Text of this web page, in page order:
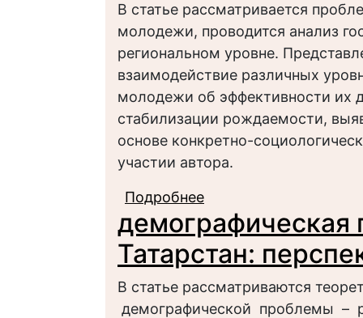
В статье рассматривается
молодежи, проводится анализ
региональном уровне.
взаимодействие различных
молодежи об эффективности их
стабилизации рождаемости,
основе конкретно-
участии автора.
Подробнее
демографическое
демографическая
Татарстан:
В статье рассматриваются
демографической проблемы –